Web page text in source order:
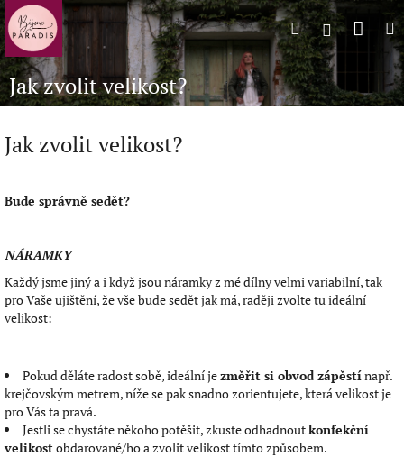
Přejít
na
obsah
HledatPřihlášení
Jak zvolit velikost?
Jak zvolit velikost?
Bude správně sedět?
NÁRAMKY
Každý jsme jiný a i když jsou náramky z mé dílny velmi variabilní, tak
pro Vaše ujištění, že vše bude sedět jak má, raději zvolte tu ideální
velikost:
Pokud děláte radost sobě, ideální jezměřit si obvod zápěstínapř.
krejčovským metrem, níže se pak snadno zorientujete, která velikost je
pro Vás ta pravá.
Jestli se chystáte někoho potěšit, zkuste odhadnoutkonfekční
velikostobdarované/ho a zvolit velikost tímto způsobem.